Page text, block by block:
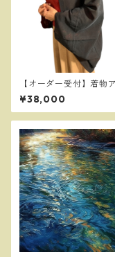
【オーダー受付】着物
サイクルー２WAYスク
ーディガン＆ストール
¥38,000